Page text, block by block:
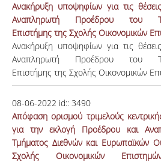
Ανακήρυξη υποψηφίων για τις
Αναπληρωτή Προέδρου του
Επιστήμης της Σχολής Οικονομικών
Ανακήρυξη υποψηφίων για τις
Αναπληρωτή Προέδρου του
Επιστήμης της Σχολής Οικονομικών
08-06-2022 id:: 3490
Απόφαση ορισμού τριμελούς
για την εκλογή Προέδρου και
Τμήματος Διεθνών και Ευρωπαϊκών
Σχολής Οικονομικών